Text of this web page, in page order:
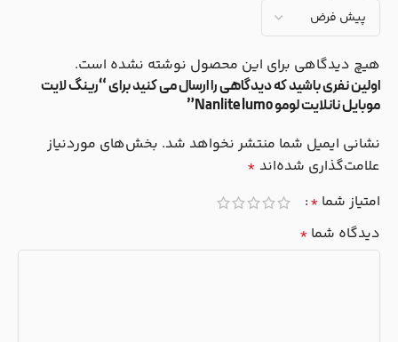
هیچ دیدگاهی برای این محصول نوشته نشده است.
اولین نفری باشید که دیدگاهی را ارسال می کنید برای “رینگ لایت
موبایل نانلایت لومو Nanlite lumo”
نشانی ایمیل شما منتشر نخواهد شد. بخش‌های موردنیاز
علامت‌گذاری شده‌اند *
امتیاز شما *
دیدگاه شما *